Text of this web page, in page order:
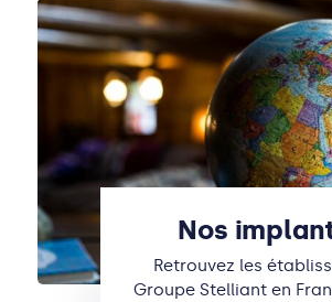
Nos
Retrouvez les
Groupe Stelliant en